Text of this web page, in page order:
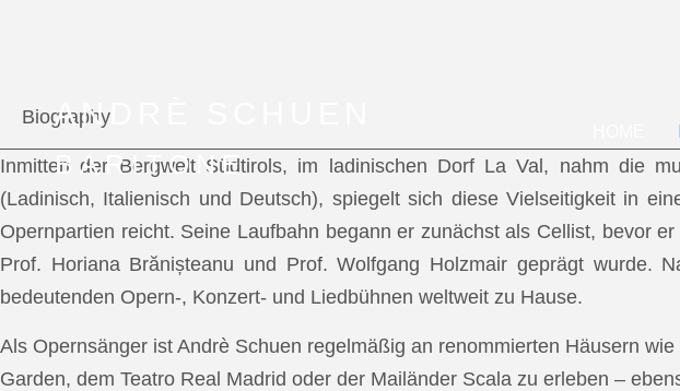
ANDRÈ SCHUEN
BARITONE
Biography
Inmitten der Bergwelt Südtirols, im ladinischen Dorf La Val, nahm die
(Ladinisch, Italienisch und Deutsch), spiegelt sich diese Vielseitigkeit in
Opernpartien reicht. Seine Laufbahn begann er zunächst als Cellist, bevor
Prof. Horiana Brănișteanu und Prof. Wolfgang Holzmair geprägt
bedeutenden Opern-, Konzert- und Liedbühnen weltweit zu Hause.
Als Opernsänger ist Andrè Schuen regelmäßig an renommierten Häusern
Garden, dem Teatro Real Madrid oder der Mailänder Scala zu erleben –